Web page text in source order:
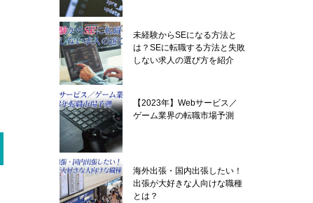
未経験からSEになる方法と
は？SEに転職する方法と失敗
しない求人の選び方を紹介
【2023年】Webサービス／
ゲーム業界の転職市場予測
海外出張・国内出張したい！
出張が大好きな人向けな職種
とは？